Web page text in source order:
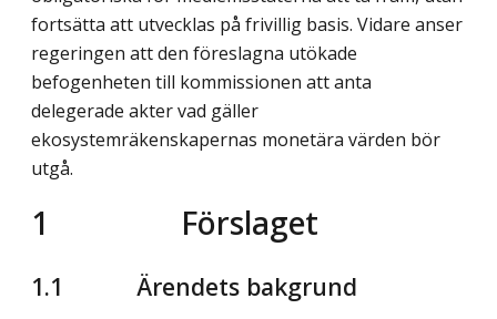
fortsätta att utvecklas på frivillig basis. Vidare anser
regeringen att den föreslagna utökade
befogenheten till kommissionen att anta
delegerade akter vad gäller
ekosystemräkenskapernas monetära värden bör
utgå.
1 Förslaget
1.1 Ärendets bakgrund